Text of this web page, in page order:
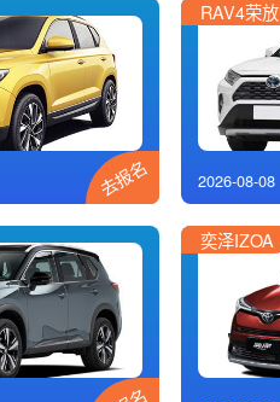
去报名
RAV4荣放
2026-08-08
奕泽IZOA